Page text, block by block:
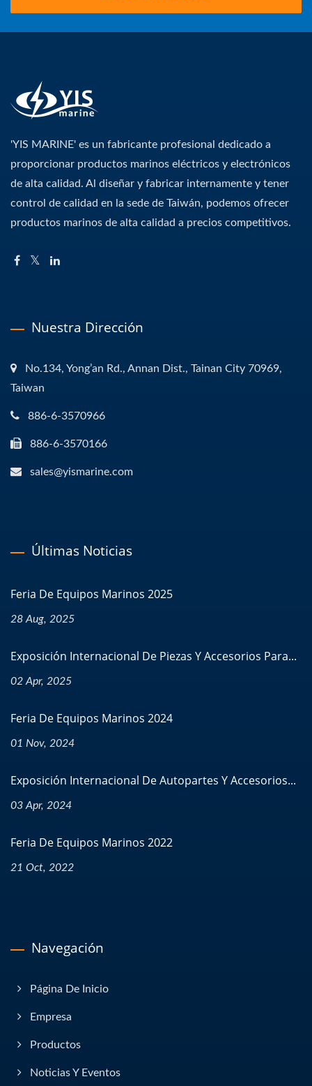
'YIS MARINE' es un fabricante profesional dedicado a
proporcionar productos marinos eléctricos y electrónicos
de alta calidad. Al diseñar y fabricar internamente y tener
control de calidad en la sede de Taiwán, podemos ofrecer
productos marinos de alta calidad a precios competitivos.
Nuestra Dirección
No.134, Yong’an Rd., Annan Dist., Tainan City 70969,
Taiwan
886-6-3570966
886-6-3570166
sales@yismarine.com
Últimas Noticias
Feria De Equipos Marinos 2025
28 Aug, 2025
Exposición Internacional De Piezas Y Accesorios Para...
02 Apr, 2025
Feria De Equipos Marinos 2024
01 Nov, 2024
Exposición Internacional De Autopartes Y Accesorios...
03 Apr, 2024
Feria De Equipos Marinos 2022
21 Oct, 2022
Navegación
Página De Inicio
Empresa
Productos
Noticias Y Eventos